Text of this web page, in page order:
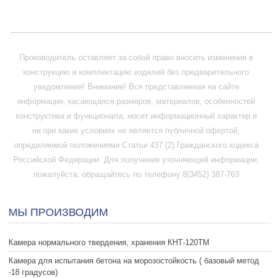
Производитель оставляет за собой право вносить изменения в
конструкцию и комплектацию изделий без предварительного
уведомления! Внимание! Вся представленная на сайте
информация, касающаяся размеров, материалов, особенностей
конструктива и функционала, носит информационный характер и
ни при каких условиях не является публичной офертой,
определяемой положениями Статьи 437 (2) Гражданского кодекса
Российской Федерации. Для получения уточняющей информации,
пожалуйста, обращайтесь по телефону 8(3452) 387-763
МЫ ПРОИЗВОДИМ
Камера нормального твердения, хранения КНТ-120ТМ
Камера для испытания бетона на морозостойкость ( базовый метод
-18 градусов)